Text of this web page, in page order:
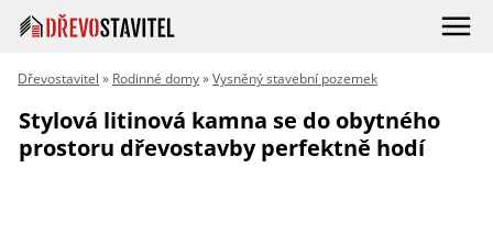
Dřevostavitel » Rodinné domy»Vysněný stavební pozemek
Stylová litinová kamna se do obytného
prostoru dřevostavby perfektně hodí